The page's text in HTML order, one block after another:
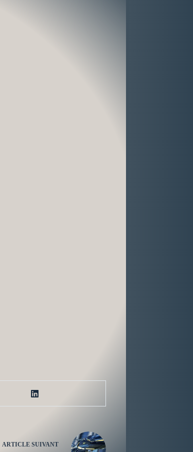
ARTICLESUIVANT